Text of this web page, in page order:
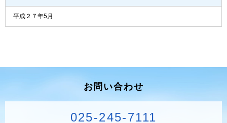
平成２７年5月
お問い合わせ
025-245-7111